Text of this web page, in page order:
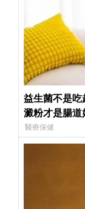
益生菌不是吃
澱粉才是腸道
醫療保健